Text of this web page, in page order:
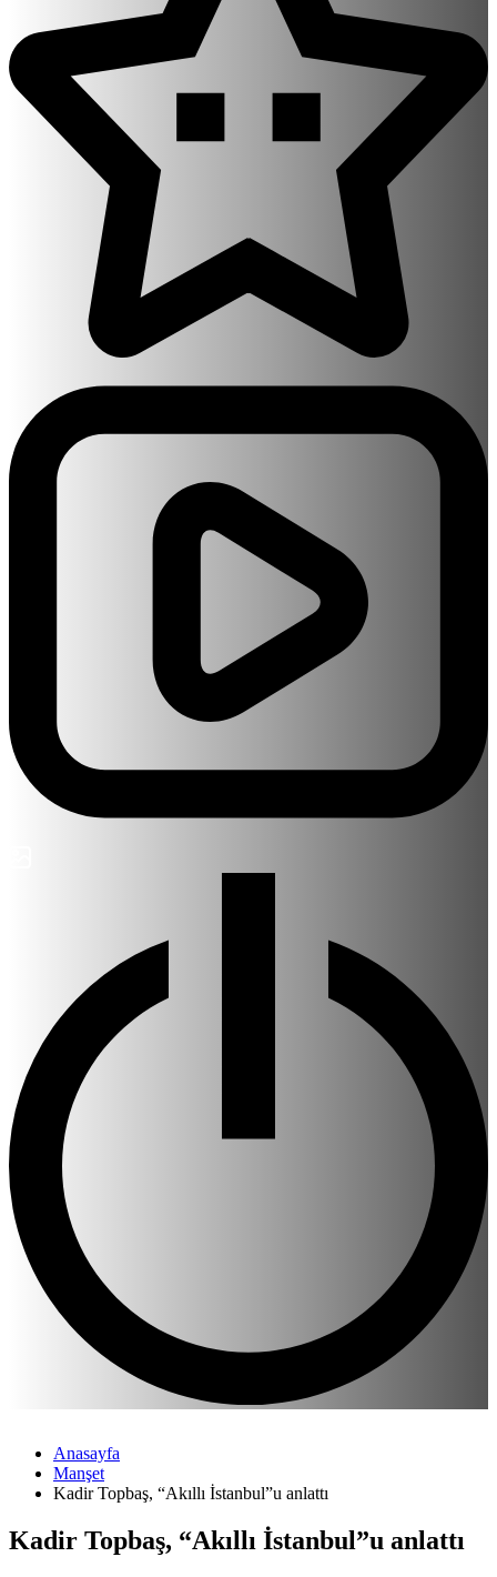
Anasayfa
Manşet
Kadir Topbaş, “Akıllı İstanbul”u anlattı
Kadir Topbaş, “Akıllı İstanbul”u anlattı